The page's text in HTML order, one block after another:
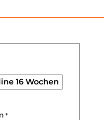
16 Wochen
*